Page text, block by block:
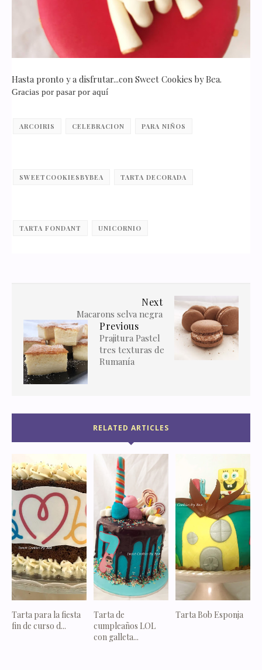
Hasta pronto y a disfrutar...con Sweet Cookies by Bea.
Gracias por pasar por aquí
ARCOIRIS CELEBRACION PARA NIÑOS
SWEETCOOKIESBYBEA TARTA DECORADA
TARTA FONDANT UNICORNIO
Next
Macarons selva negra
Previous
Prajitura Pastel
tres texturas de
Rumanía
RELATED ARTICLES
Tarta para la fiesta
fin de curso d...
Tarta de
cumpleaños LOL
con galleta...
Tarta Bob Esponja